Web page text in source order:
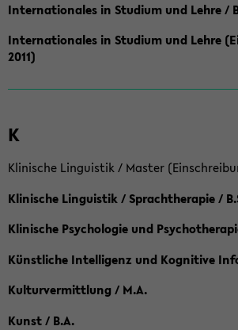
Internationales in Studium und Lehre /
Internationales in Studium und Lehre
2011)
K
Klinische Linguistik / Master
Klinische Linguistik / Sprachtherapie /
Klinische Psychologie und
Künstliche Intelligenz und Kognitive
Kulturvermittlung / M.A.
Kunst / B.A.